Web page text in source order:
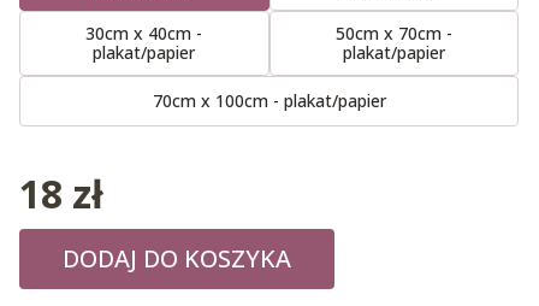
30cm x 40cm -
plakat/papier
50cm x 70cm -
plakat/papier
70cm x 100cm - plakat/papier
18 zł
DODAJ DO KOSZYKA